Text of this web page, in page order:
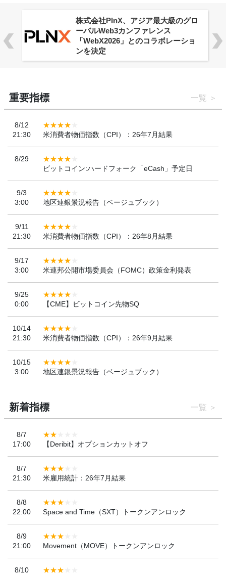
株式会社PlnX、アジア最大級のグロ
ーバルWeb3カンファレンス
「WebX2026」とのコラボレーショ
ンを決定
重要指標 一覧
8/12
21:30
米消費者物価指数（CPI）：26年7月結果
8/29
ビットコイン:ハードフォーク「eCash」予定日
9/3
3:00
地区連銀景況報告（ベージュブック）
9/11
21:30
米消費者物価指数（CPI）：26年8月結果
9/17
3:00
米連邦公開市場委員会（FOMC）政策金利発表
9/25
0:00
【CME】ビットコイン先物SQ
10/14
21:30
米消費者物価指数（CPI）：26年9月結果
10/15
3:00
地区連銀景況報告（ベージュブック）
新着指標 一覧
8/7
17:00
【Deribit】オプションカットオフ
8/7
21:30
米雇用統計：26年7月結果
8/8
22:00
Space and Time（SXT）トークンアンロック
8/9
21:00
Movement（MOVE）トークンアンロック
8/10